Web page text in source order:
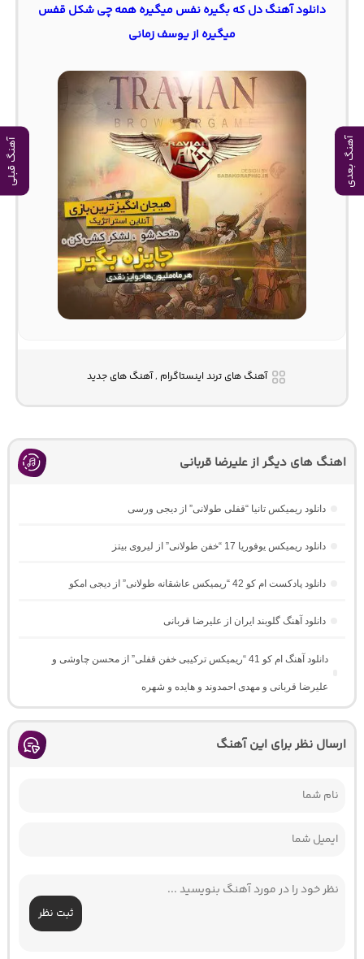
آهنگ بعدی آهنگ قبلی
دانلود آهنگ دل که بگیره نفس میگیره همه چی شکل قفس
میگیره از یوسف زمانی
آهنگ های ترند اینستاگرام , آهنگ های جدید
اهنگ های دیگر از علیرضا قربانی
دانلود ریمیکس تانیا “قفلی طولانی” از دیجی ورسی
دانلود ریمیکس یوفوریا 17 “خفن طولانی” از لیروی بیتز
دانلود پادکست ام کو 42 “ریمیکس عاشقانه طولانی” از دیجی امکو
دانلود آهنگ گلوبند ایران از علیرضا قربانی
دانلود آهنگ ام کو 41 “ریمیکس ترکیبی خفن قفلی” از محسن چاوشی و
علیرضا قربانی و مهدی احمدوند و هایده و شهره
ارسال نظر برای این آهنگ
ثبت نظر